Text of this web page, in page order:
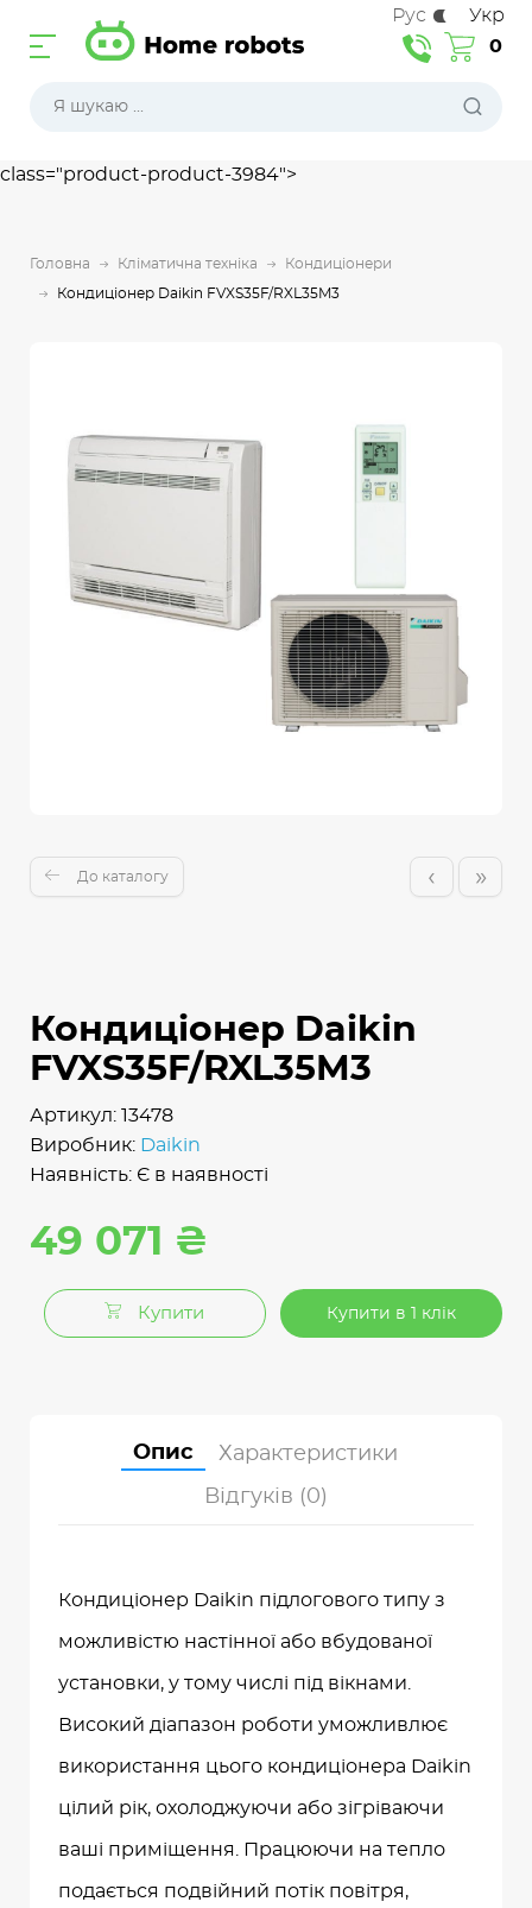
class="product-product-3984">
0
Рус Укр
Головна Кліматична техніка Кондиціонери
Кондиціонер Daikin FVXS35F/RXL35M3
До каталогу ‹ »
Кондиціонер Daikin
FVXS35F/RXL35M3
Артикул: 13478
Виробник: Daikin
Наявність: Є в наявності
49 071 ₴
Купити Купити в 1 клік
Опис
Характеристики
Відгуків (0)
Кондиціонер Daikin підлогового типу з
можливістю настінної або вбудованої
установки, у тому числі під вікнами.
Високий діапазон роботи уможливлює
використання цього кондиціонера Daikin
цілий рік, охолоджуючи або зігріваючи
ваші приміщення. Працюючи на тепло
подається подвійний потік повітря,